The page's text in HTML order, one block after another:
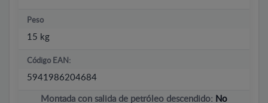
Peso
15 kg
Código EAN:
5941986204684
Montada con salida de petróleo descendido: No